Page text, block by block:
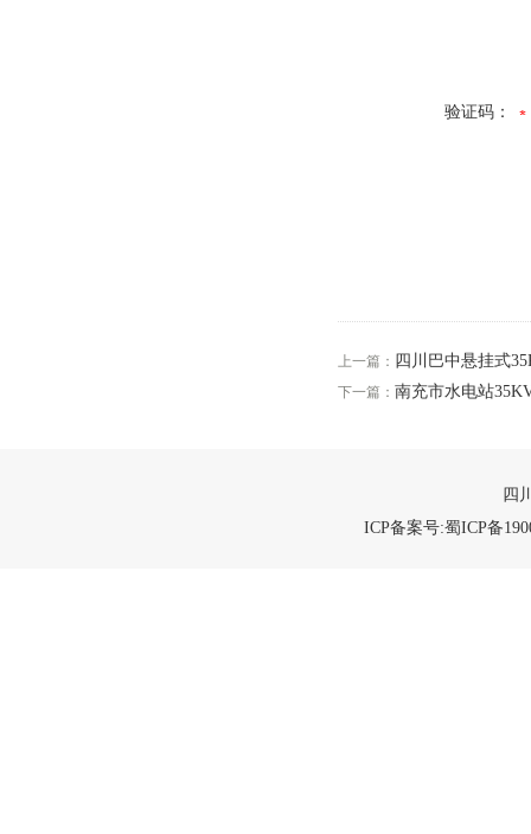
验证码：
上一篇： 四川巴中悬挂式
下一篇： 南充市水电站
四
ICP备案号:蜀ICP备